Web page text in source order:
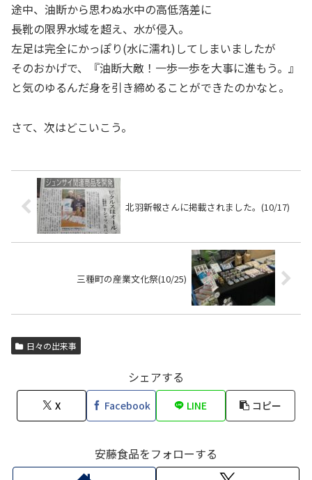
途中、油断から思わぬ水中の高低落差に
長靴の限界水域を超え、水が侵入。
左足は完全にかっぽり(水に濡れ)してしまいましたが
そのおかげで、『油断大敵！一歩一歩を大事に進もう。』
と気のゆるんだ身を引き締めることができたのかなと。
さて、次はどこいこう。
北羽新報さんに掲載されました。(10/17)
三種町の産業文化祭(10/25)
日々の出来事
シェアする
X Facebook LINE コピー
安藤食品をフォローする